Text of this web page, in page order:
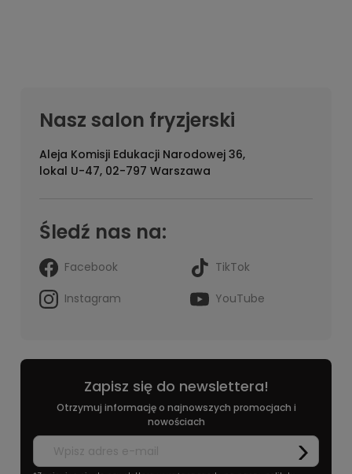
Nasz salon fryzjerski
Aleja Komisji Edukacji Narodowej 36,
lokal U-47, 02-797 Warszawa
Śledź nas na:
Facebook
TikTok
Instagram
YouTube
Zapisz się do newslettera!
Otrzymuj informację o najnowszych promocjach i
nowościach